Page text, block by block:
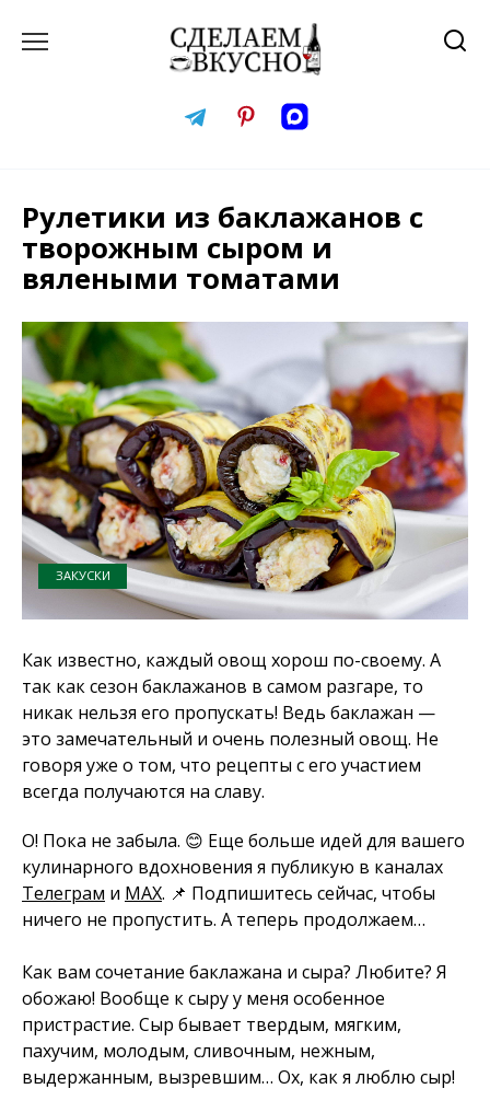
Рулетики из баклажанов с
творожным сыром и
вялеными томатами
ЗАКУСКИ
Как известно, каждый овощ хорош по-своему. А
так как сезон баклажанов в самом разгаре, то
никак нельзя его пропускать! Ведь баклажан —
это замечательный и очень полезный овощ. Не
говоря уже о том, что рецепты с его участием
всегда получаются на славу.
О! Пока не забыла. 😊 Еще больше идей для вашего
кулинарного вдохновения я публикую в каналах
Телеграм и MAX. 📌 Подпишитесь сейчас, чтобы
ничего не пропустить. А теперь продолжаем…
Как вам сочетание баклажана и сыра? Любите? Я
обожаю! Вообще к сыру у меня особенное
пристрастие. Сыр бывает твердым, мягким,
пахучим, молодым, сливочным, нежным,
выдержанным, вызревшим… Ох, как я люблю сыр!